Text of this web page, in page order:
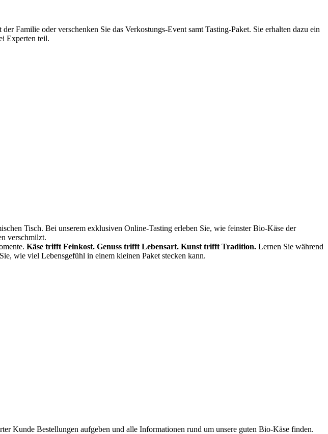
Familie oder verschenken Sie das Verkostungs-Event samt Tasting-Paket. Sie erhalten dazu ein
Experten teil.
Tisch. Bei unserem exklusiven Online-Tasting erleben Sie, wie feinster Bio-Käse der
verschmilzt.
Käse trifft Feinkost. Genuss trifft Lebensart. Kunst trifft Tradition. Lernen Sie während
wie viel Lebensgefühl in einem kleinen Paket stecken kann.
Kunde Bestellungen aufgeben und alle Informationen rund um unsere guten Bio-Käse finden.